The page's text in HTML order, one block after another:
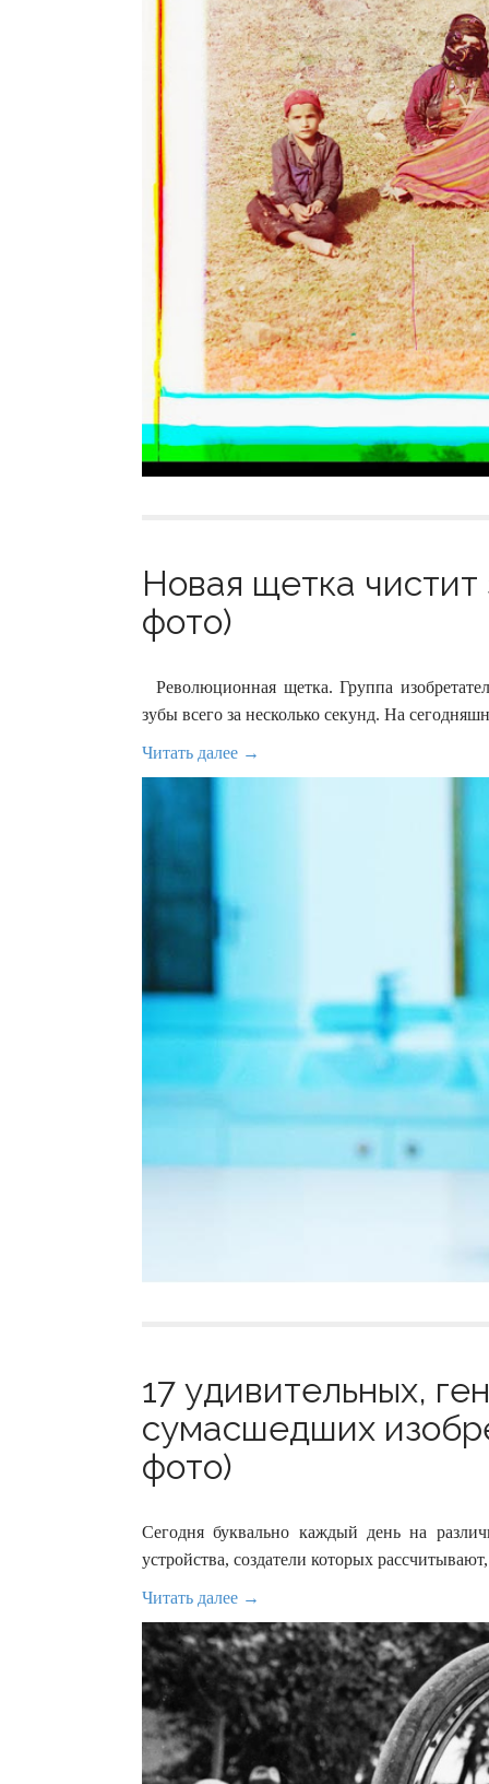
Новая щетка чистит
фото)
Революционная щетка. Группа
зубы всего за несколько секунд. На
Читать далее →
17 удивительных,
сумасшедших
фото)
Сегодня буквально каждый день на
устройства, создатели которых
Читать далее →